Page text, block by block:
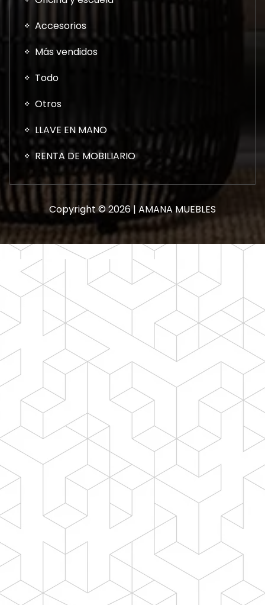
Accesorios
Más vendidos
Todo
Otros
LLAVE EN MANO
RENTA DE MOBILIARIO
Copyright © 2026 | AMANA MUEBLES